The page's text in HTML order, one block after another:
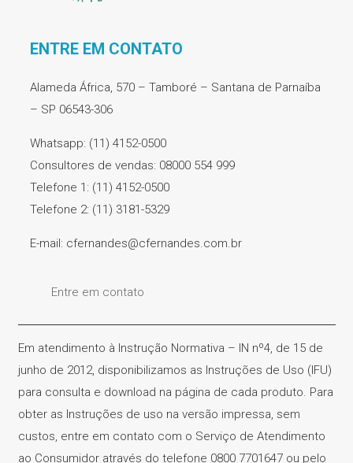
ENTRE EM CONTATO
Alameda África, 570 – Tamboré – Santana de Parnaíba
– SP 06543-306
Whatsapp: (11) 4152-0500
Consultores de vendas: 08000 554 999
Telefone 1: (11) 4152-0500
Telefone 2: (11) 3181-5329
E-mail: cfernandes@cfernandes.com.br
Entre em contato
Em atendimento à Instrução Normativa – IN nº4, de 15 de
junho de 2012, disponibilizamos as Instruções de Uso (IFU)
para consulta e download na página de cada produto. Para
obter as Instruções de uso na versão impressa, sem
custos, entre em contato com o Serviço de Atendimento
ao Consumidor através do telefone 0800 7701647 ou pelo